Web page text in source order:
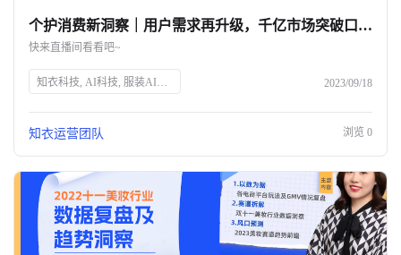
个护消费新洞察｜用户需求再升级，千亿市场突破口究竟在何方？
快来直播间看看吧~
知衣科技, AI科技, 服装AI大数据, 个护消费趋势, 消费者需求, 个人护理, 精细化消费, 品牌突破, 直播预告, 数据洞察 2023/09/18
知衣运营团队 浏览 0